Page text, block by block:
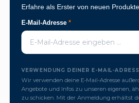
Erfahre als Erster von neuen
E-Mail-Adresse *
VERWENDUNG DEINER E-MAIL-
Wir verwenden deine E-Mail-Adresse
Angebote und Infos zu unseren eigenen,
zu schicken. Mit der Anmeldung erhältst